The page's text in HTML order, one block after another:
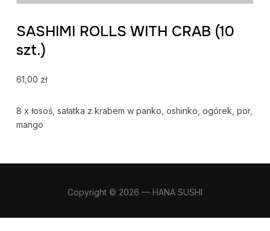
SASHIMI ROLLS WITH CRAB (10
szt.)
61,00 zł
8 x łosoś, sałatka z krabem w panko, oshinko, ogórek, por,
mango
Copyright © 2026 — HANA SUSHI